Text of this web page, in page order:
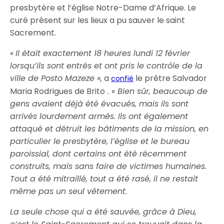
presbytère et l’église Notre-Dame d’Afrique. Le
curé présent sur les lieux a pu sauver le saint
Sacrement.
«Il était exactement 18 heures lundi 12 février
lorsqu’ils sont entrés et ont pris le contrôle de la
ville de Posto Mazeze », aconfié le prêtre Salvador
Maria Rodrigues de Brito . « Bien sûr, beaucoup de
gens avaient déjà été évacués, mais ils sont
arrivés lourdement armés. Ils ont également
attaqué et détruit les bâtiments de la mission, en
particulier le presbytère, l’église et le bureau
paroissial, dont certains ont été récemment
construits, mais sans faire de victimes humaines.
Tout a été mitraillé, tout a été rasé, il ne restait
même pas un seul vêtement.
La seule chose qui a été sauvée, grâce à Dieu,